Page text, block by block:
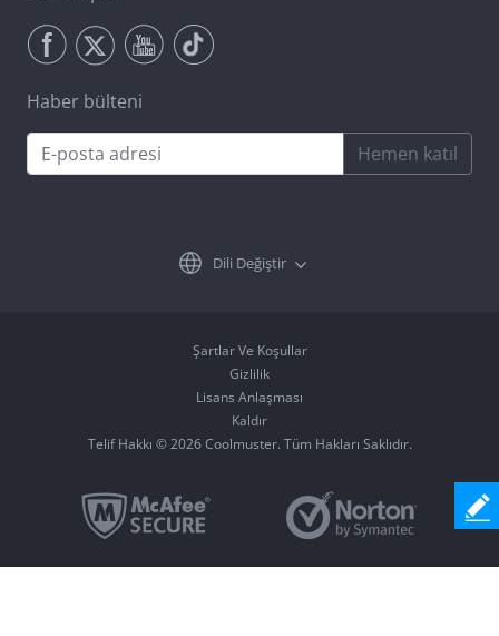
Haber bülteni
Hemen katıl
Dili Değiştir
Şartlar Ve Koşullar
Gizlilik
Lisans Anlaşması
Kaldır
Telif Hakkı © 2026 Coolmuster. Tüm Hakları Saklıdır.